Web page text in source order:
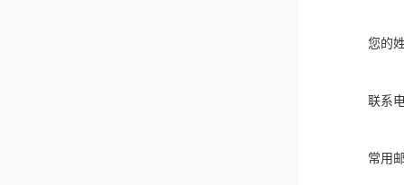
您的
联系
常用